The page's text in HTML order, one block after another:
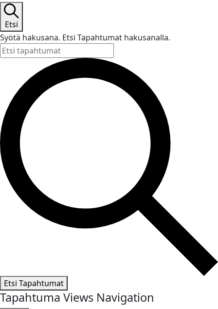
Etsi
Syötä hakusana. Etsi Tapahtumat hakusanalla.
Etsi Tapahtumat
Tapahtuma Views Navigation